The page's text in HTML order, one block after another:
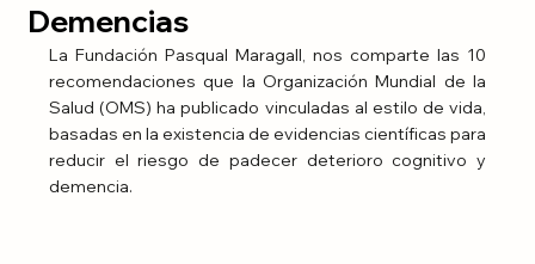
Demencias
La Fundación Pasqual Maragall, nos comparte las 10
recomendaciones que la Organización Mundial de la
Salud (OMS) ha publicado vinculadas al estilo de vida,
basadas en la existencia de evidencias científicas para
reducir el riesgo de padecer deterioro cognitivo y
demencia.